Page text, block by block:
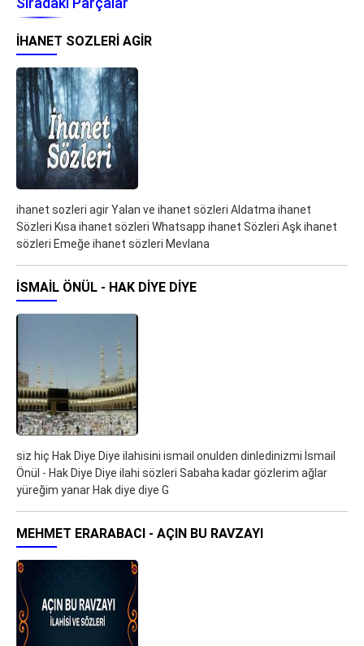
IHANET SOZLERI AGIR
ihanet sozleri agir Yalan ve ihanet sözleri Aldatma ihanet
Sözleri Kısa ihanet sözleri Whatsapp ihanet Sözleri Aşk ihanet
sözleri Emeğe ihanet sözleri Mevlana
İSMAIL ÖNÜL - HAK DIYE DIYE
siz hiç Hak Diye Diye ilahisini ismail onulden dinledinizmi İsmail
Önül - Hak Diye Diye ilahi sözleri Sabaha kadar gözlerim ağlar
yüreğim yanar Hak diye diye G
MEHMET ERARABACI - AÇIN BU RAVZAYI